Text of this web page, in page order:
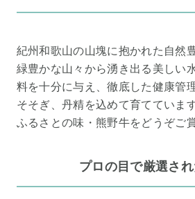
紀州和歌山の山塊に抱かれた自然
緑豊かな山々から湧き出る美しい
料を十分に与え、徹底した健康管
そそぎ、丹精を込めて育てていま
ふるさとの味・熊野牛をどうぞご
プロの目で厳選さ